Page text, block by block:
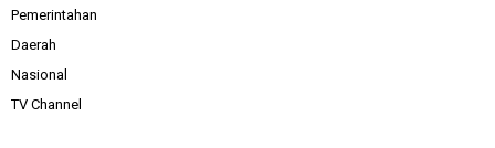
Pemerintahan
Daerah
Nasional
TV Channel